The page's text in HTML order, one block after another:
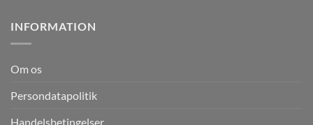
INFORMATION
Om os
Persondatapolitik
Handelsbetingelser